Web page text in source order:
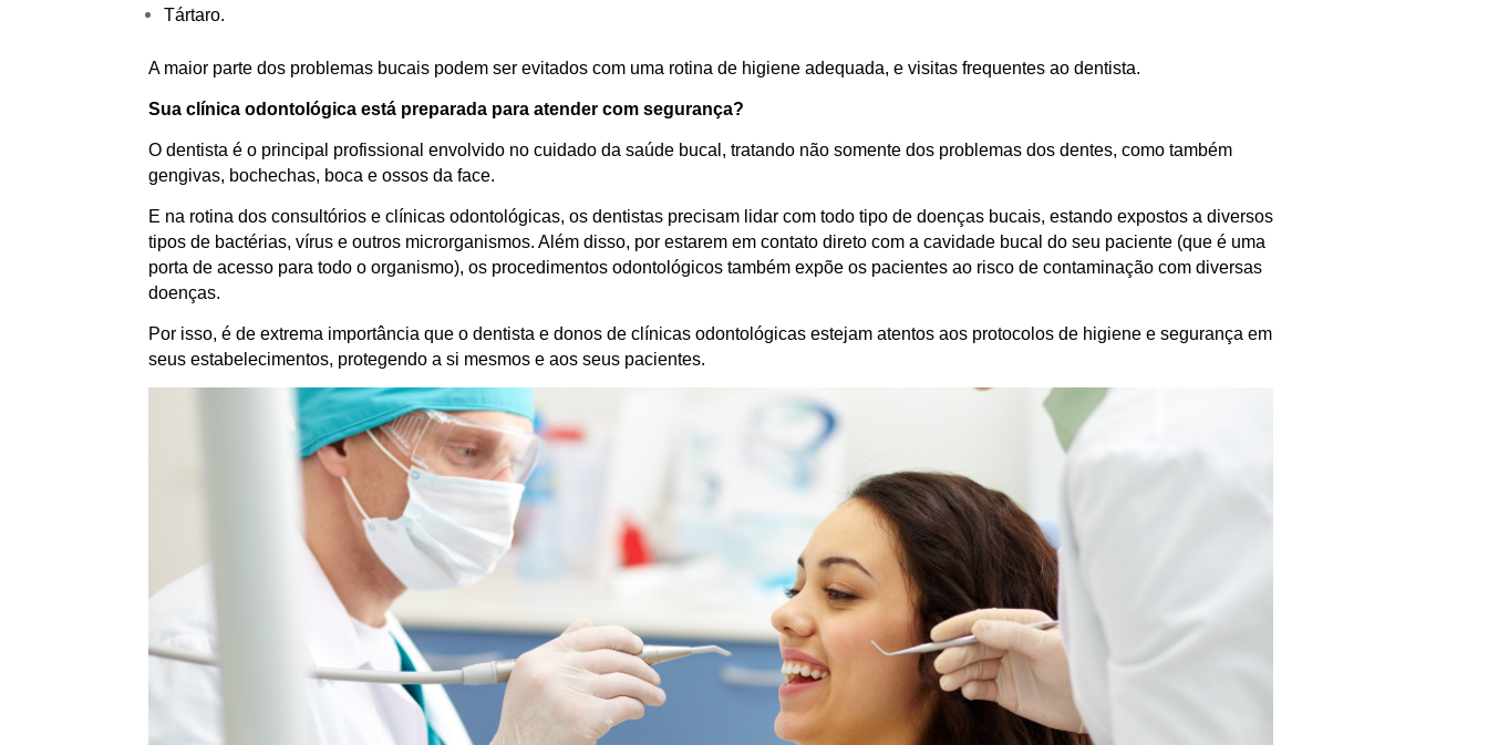
Tártaro.
A maior parte dos problemas bucais podem ser evitados com uma rotina de higiene adequada, e visitas frequentes ao dentista.
Sua clínica odontológica está preparada para atender com segurança?
O dentista é o principal profissional envolvido no cuidado da saúde bucal, tratando não somente dos problemas dos dentes, como também
gengivas, bochechas, boca e ossos da face.
E na rotina dos consultórios e clínicas odontológicas, os dentistas precisam lidar com todo tipo de doenças bucais, estando expostos a diversos
tipos de bactérias, vírus e outros microrganismos. Além disso, por estarem em contato direto com a cavidade bucal do seu paciente (que é uma
porta de acesso para todo o organismo), os procedimentos odontológicos também expõe os pacientes ao risco de contaminação com diversas
doenças.
Por isso, é de extrema importância que o dentista e donos de clínicas odontológicas estejam atentos aos protocolos de higiene e segurança em
seus estabelecimentos, protegendo a si mesmos e aos seus pacientes.